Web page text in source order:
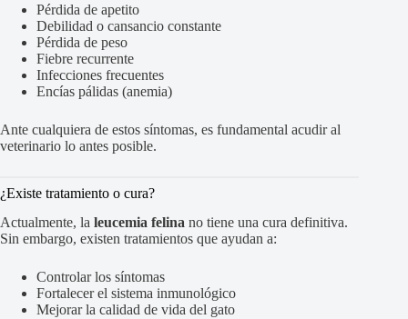
Pérdida de apetito
Debilidad o cansancio constante
Pérdida de peso
Fiebre recurrente
Infecciones frecuentes
Encías pálidas (anemia)
Ante cualquiera de estos síntomas, es fundamental acudir al
veterinario lo antes posible.
¿Existe tratamiento o cura?
Actualmente, la leucemia felina no tiene una cura definitiva.
Sin embargo, existen tratamientos que ayudan a:
Controlar los síntomas
Fortalecer el sistema inmunológico
Mejorar la calidad de vida del gato